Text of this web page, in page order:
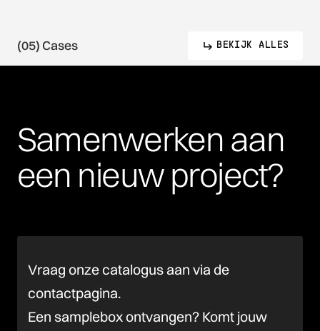
(05) Cases BEKIJK ALLES
Samenwerken aan
een nieuwproject?
Vraag onze catalogus aan via de
contactpagina.
Een samplebox ontvangen? Komt jouw